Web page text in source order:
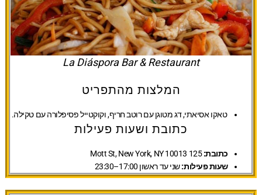
La Diáspora Bar & Restaurant
המלצות מהתפריט
טאקו אסיאתי, דג מטוגן עם רוטב חריף, וקוקטייל פסיפלורה עם טקילה.
כתובת ושעות פעילות
כתובת:125 Mott St, New York, NY 10013
שעות פעילות:שני עד ראשון 17:00–23:30